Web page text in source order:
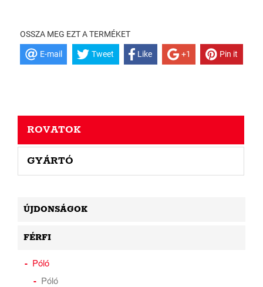
OSSZA MEG EZT A TERMÉKET
E-mail Tweet Like +1 Pin it
ROVATOK
GYÁRTÓ
ÚJDONSÁGOK
FÉRFI
Póló
Póló